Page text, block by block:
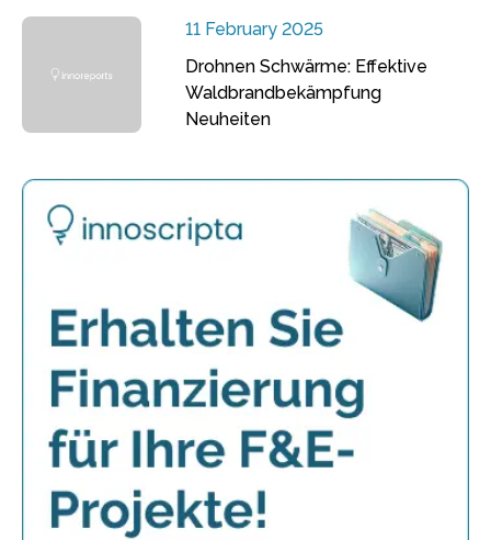
11 February 2025
Drohnen Schwärme: Effektive
Waldbrandbekämpfung
Neuheiten